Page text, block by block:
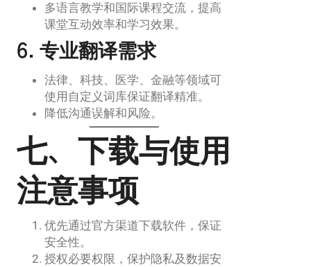
多语言教学和国际课程交流，提高
课堂互动效率和学习效果。
6. 专业翻译需求
法律、科技、医学、金融等领域可
使用自定义词库保证翻译精准。
降低沟通误解和风险。
七、下载与使用
注意事项
优先通过官方渠道下载软件，保证
安全性。
授权必要权限，保护隐私及数据安